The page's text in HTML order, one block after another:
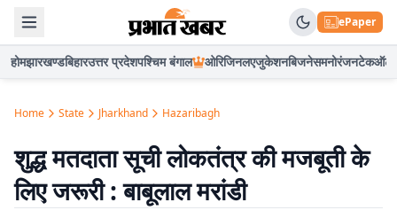
ePaper
होमझारखण्डबिहारउत्तर प्रदेशपश्चिम बंगाल ओरिजिनलएजुकेशनबिजनेसमनोरंजनटेकऑटो
Home State Jharkhand Hazaribagh
शुद्ध मतदाता सूची लोकतंत्र की मजबूती के
लिए जरूरी : बाबूलाल मरांडी